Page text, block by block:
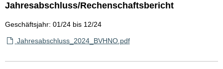
Jahresabschluss/Rechenschaftsbericht
Geschäftsjahr: 01/24 bis 12/24
Jahresabschluss_2024_BVHNO.pdf